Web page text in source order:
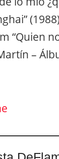
“Quien
–